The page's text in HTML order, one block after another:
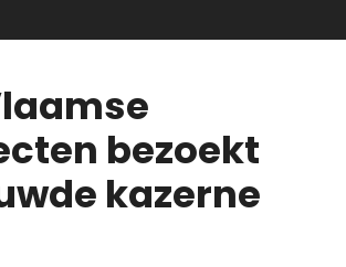
bezoekt
kazerne